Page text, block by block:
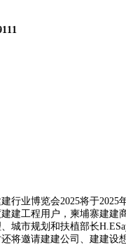
博览会2025将于2025
工程用户，柬埔寨建建
市规划和扶植部长
将邀请建建公司、建建